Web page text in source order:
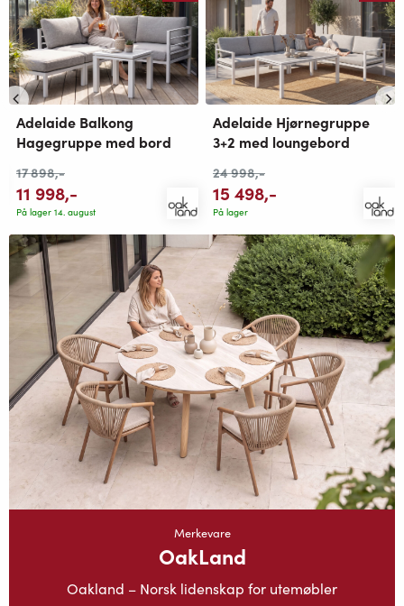
Adelaide Balkong
Hagegruppe med bord
17 898,-
11 998,-
På lager 14. august
Adelaide Hjørnegruppe
3+2 med loungebord
24 998,-
15 498,-
På lager
Merkevare
OakLand
Oakland – Norsk lidenskap for utemøbler